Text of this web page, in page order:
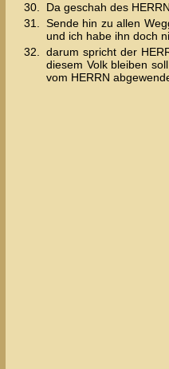
30.
Da geschah des
31.
Sende hin zu allen
und ich habe ihn doch
32.
darum spricht der
diesem Volk bleiben
vom HERRN